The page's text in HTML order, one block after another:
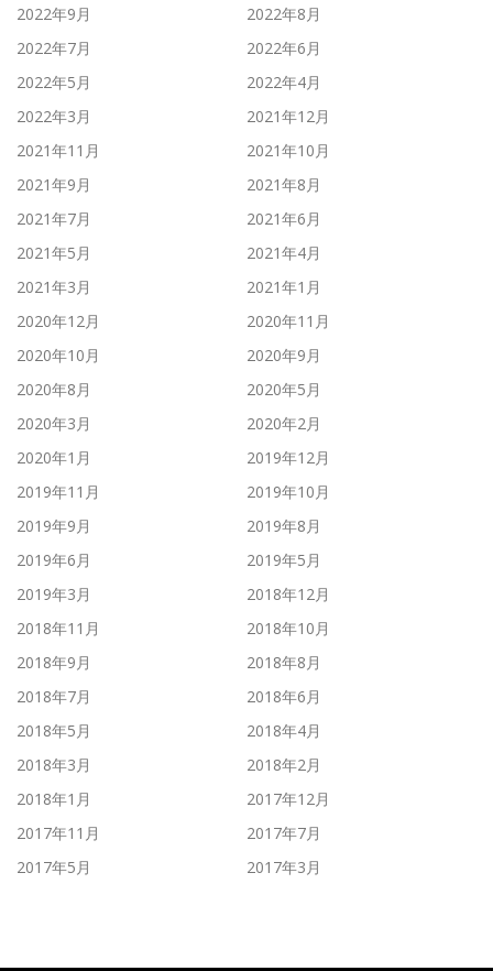
2022年9月
2022年8月
2022年7月
2022年6月
2022年5月
2022年4月
2022年3月
2021年12月
2021年11月
2021年10月
2021年9月
2021年8月
2021年7月
2021年6月
2021年5月
2021年4月
2021年3月
2021年1月
2020年12月
2020年11月
2020年10月
2020年9月
2020年8月
2020年5月
2020年3月
2020年2月
2020年1月
2019年12月
2019年11月
2019年10月
2019年9月
2019年8月
2019年6月
2019年5月
2019年3月
2018年12月
2018年11月
2018年10月
2018年9月
2018年8月
2018年7月
2018年6月
2018年5月
2018年4月
2018年3月
2018年2月
2018年1月
2017年12月
2017年11月
2017年7月
2017年5月
2017年3月